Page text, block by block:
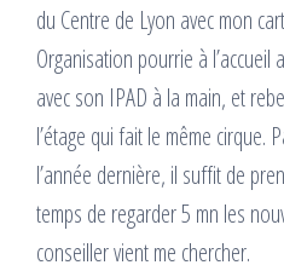
du Centre de Lyon avec mon
Organisation pourrie à
avec son IPAD à la main, et
l’étage qui fait le même cirque.
l’année dernière, il suffit de
temps de regarder 5 mn les
conseiller vient me chercher.